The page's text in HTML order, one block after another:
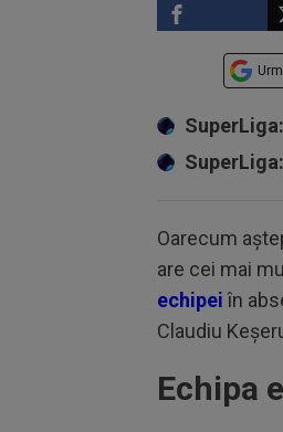
Oarecum
are cei mai
echipeiîn
Claudiu
Echipa